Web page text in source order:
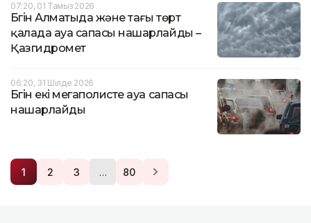
07:20, 01 Тамыз 2026
Бүгін Алматыда және тағы төрт
қалада ауа сапасы нашарлайды –
Қазгидромет
06:20, 31 Шілде 2026
Бүгін екі мегаполисте ауа сапасы
нашарлайды
1 2 3 … 80